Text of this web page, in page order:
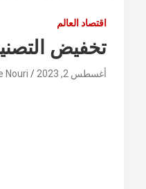
اقتصاد العالم
تخفيض
أغسطس 2, 2023 Nouri